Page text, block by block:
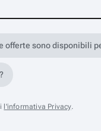
offerte sono disponibili
l'informativa Privacy.